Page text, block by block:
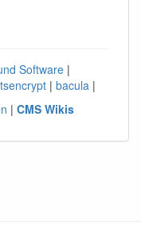
Software |
| bacula |
| CMS Wikis